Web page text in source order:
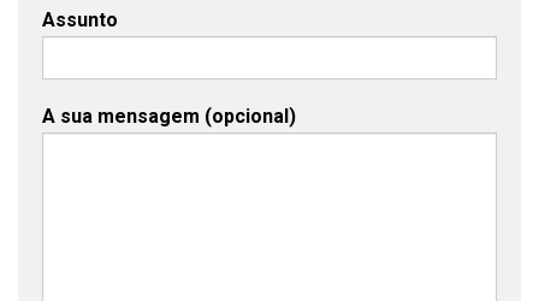
Assunto
A sua mensagem (opcional)